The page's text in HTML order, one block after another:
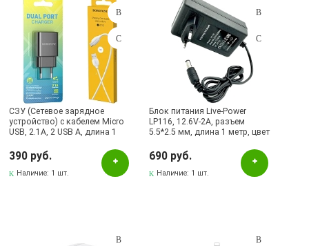
СЗУ (Сетевое зарядное
устройство) с кабелем Micro
USB, 2.1A, 2 USB A, длина 1
390 руб.
Наличие: 1 шт.
Блок питания Live-Power
LP116, 12.6V-2A, разъем
5.5*2.5 мм, длина 1 метр, цвет
690 руб.
Наличие: 1 шт.